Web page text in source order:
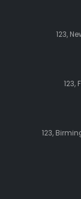
123,
123,
123,